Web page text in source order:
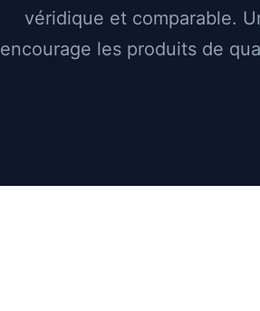
véridique et comparable.
encourage les produits de